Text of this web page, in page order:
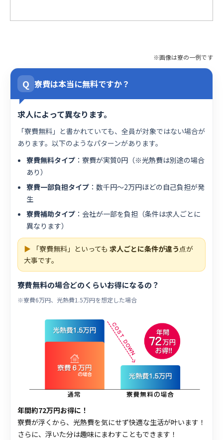
※画像は寮の一例です
Q 寮費は本当に無料ですか？
求人によって異なります。
「寮費無料」と書かれていても、全員が対象ではない場合が
あります。以下のようなパターンがあります。
寮費無料タイプ ：寮費が実質0円（※光熱費は別途の場合
あり）
寮費一部負担タイプ ：数千円〜2万円ほどの自己負担が発
生
寮費補助タイプ ：会社が一部を負担（条件は求人ごとに
異なります）
▶ 「寮費無料」といっても 求人ごとに条件が違う点が
大事です。
寮費無料の場合どのくらいお得になるの？
※寮費6万円、光熱費1.5万円を想定した場合
年間約72万円お得に！
寮費が浮くから、光熱費を気にせず快適な生活が叶います！
さらに、浮いた分は趣味にまわすこともできます！